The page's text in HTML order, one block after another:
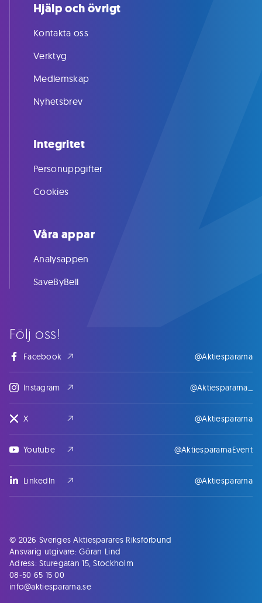
Följ oss!
Facebook @Aktiespararna
Instagram @Aktiespararna_
X @Aktiespararna
Youtube @AktiespararnaEvent
LinkedIn @Aktiespararna
Hjälp och övrigt
Kontakta oss
Verktyg
Medlemskap
Nyhetsbrev
Integritet
Personuppgifter
Cookies
Våra appar
Analysappen
SaveByBell
© 2026 Sveriges Aktiesparares Riksförbund
Ansvarig utgivare: Göran Lind
Adress: Sturegatan 15, Stockholm
08-50 65 15 00
info@aktiespararna.se